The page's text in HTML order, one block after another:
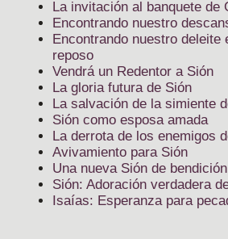
La invitación al banquete de
Encontrando nuestro
Encontrando nuestro deleite
reposo
Vendrá un Redentor a Sión
La gloria futura de Sión
La salvación de la simiente
Sión como esposa amada
La derrota de los enemigos
Avivamiento para Sión
Una nueva Sión de bendición
Sión: Adoración verdadera
Isaías: Esperanza para